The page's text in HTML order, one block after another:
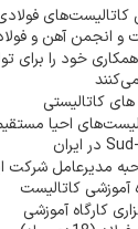
کاتالیست‌های
و انجمن آهن و
خود را برای
کاتالیستی
احیا
مدیرعامل شرکت
آموزشی کاتالیست
کارگاه آموزشی